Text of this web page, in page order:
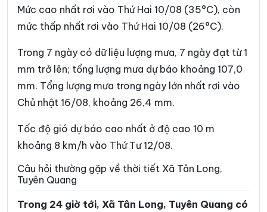
Xã Hòa An Xã Hoàng Su Phì
Xã Hồng Sơn Xã Hồng Thái
Xã Hùng An Xã Hùng Đức
Xã Hùng Lợi Xã Khâu Vai
Xã Khuôn Lùng Xã Kiên Đài
Xã Kiến Thiết Xã Kim Bình
Xã Lâm Bình Xã Lao Chải
Xã Liên Hiệp Xã Linh Hồ
Mức cao nhất rơi vào Thứ Hai 10/08 (35°C), còn
mức thấp nhất rơi vào Thứ Hai 10/08 (26°C).
Trong 7 ngày có dữ liệu lượng mưa, 7 ngày đạt từ 1
mm trở lên; tổng lượng mưa dự báo khoảng 107,0
mm. Tổng lượng mưa trong ngày lớn nhất rơi vào
Chủ nhật 16/08, khoảng 26,4 mm.
Tốc độ gió dự báo cao nhất ở độ cao 10 m
khoảng 8 km/h vào Thứ Tư 12/08.
Câu hỏi thường gặp về thời tiết Xã Tân Long,
Tuyên Quang
Trong 24 giờ tới, Xã Tân Long, Tuyên Quang có